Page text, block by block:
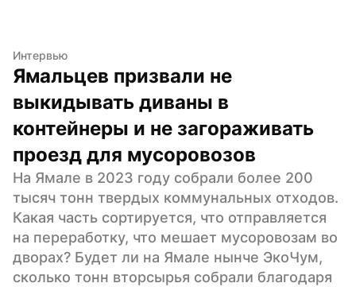
Интервью
Ямальцев призвали не
выкидывать диваны в
контейнеры и не загораживать
проезд для мусоровозов
На Ямале в 2023 году собрали более 200
тысяч тонн твердых коммунальных отходов.
Какая часть сортируется, что отправляется
на переработку, что мешает мусоровозам во
дворах? Будет ли на Ямале нынче ЭкоЧум,
сколько тонн вторсырья собрали благодаря